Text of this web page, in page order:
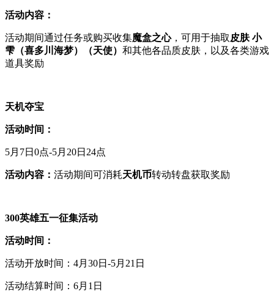
活动内容：
活动期间通过任务或购买收集魔盒之心，可用于抽取 皮肤 小
雫（喜多川海梦）（天使） 和其他各品质皮肤，以及各类游戏
道具奖励
天机夺宝
活动时间：
5月7日0点-5月20日24点
活动内容： 活动期间可消耗天机币转动转盘获取奖励
300英雄五一征集活动
活动时间：
活动开放时间：4月30日-5月21日
活动结算时间：6月1日